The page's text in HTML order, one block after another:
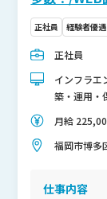
正社員 経験者優遇
正社員
インフラエ
築・運用・
月給
福岡市博多
仕事内容